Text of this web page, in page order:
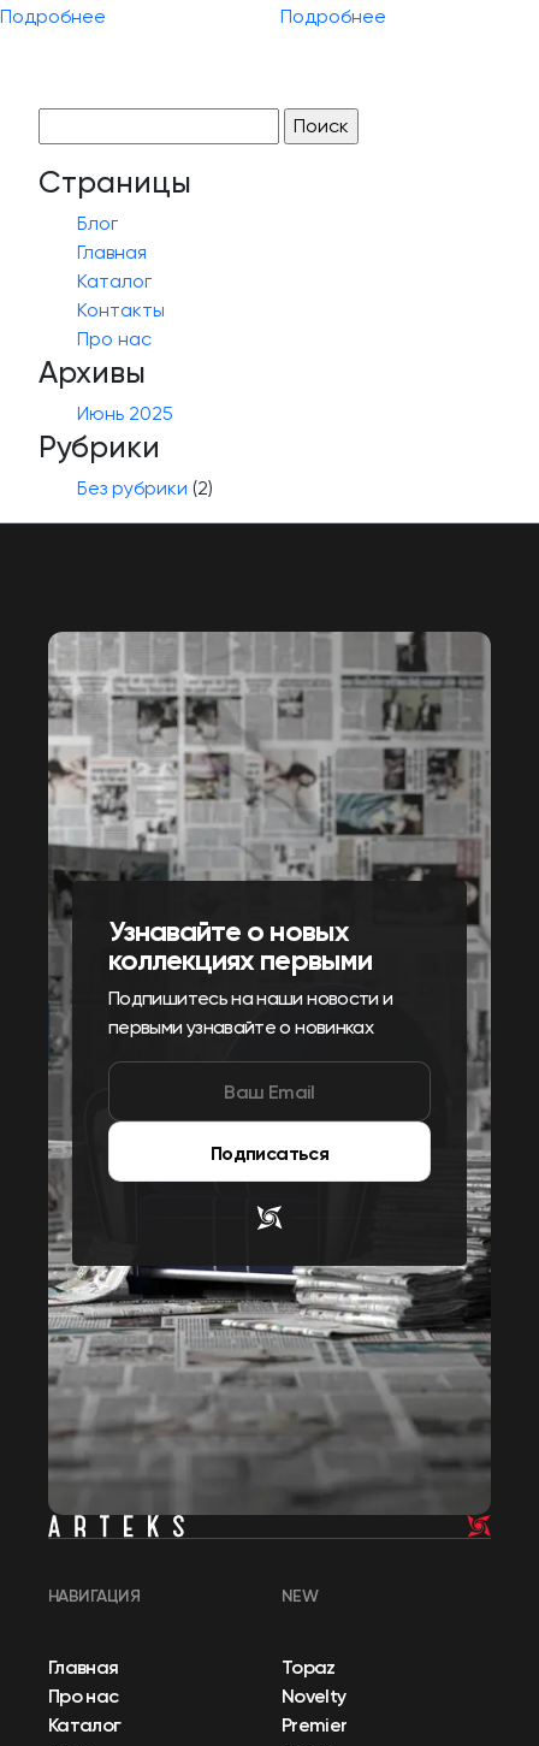
Подробнее Подробнее
Страницы
Блог
Главная
Каталог
Контакты
Про нас
Архивы
Июнь 2025
Рубрики
Без рубрики (2)
Узнавайте о новых
коллекциях первыми
Подпишитесь на наши новости и
первыми узнавайте о новинках
Подписаться
НАВИГАЦИЯ
Главная
Про нас
Каталог
NEW
Topaz
Novelty
Premier